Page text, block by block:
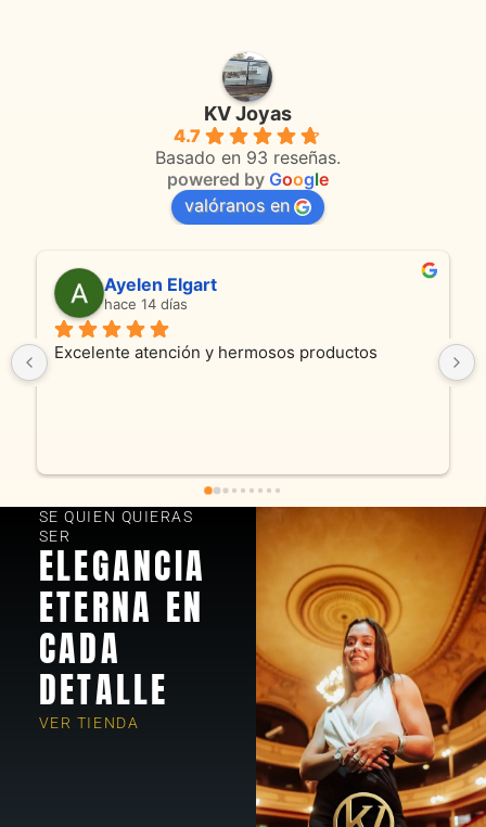
KV Joyas
4.7
Basado en 93 reseñas.
powered by Google
valóranos en
Ayelen Elgart
hace 14 días
Excelente atención y hermosos productos
SE QUIEN QUIERAS
SER
ELEGANCIA
ETERNA EN
CADA
DETALLE
VER TIENDA